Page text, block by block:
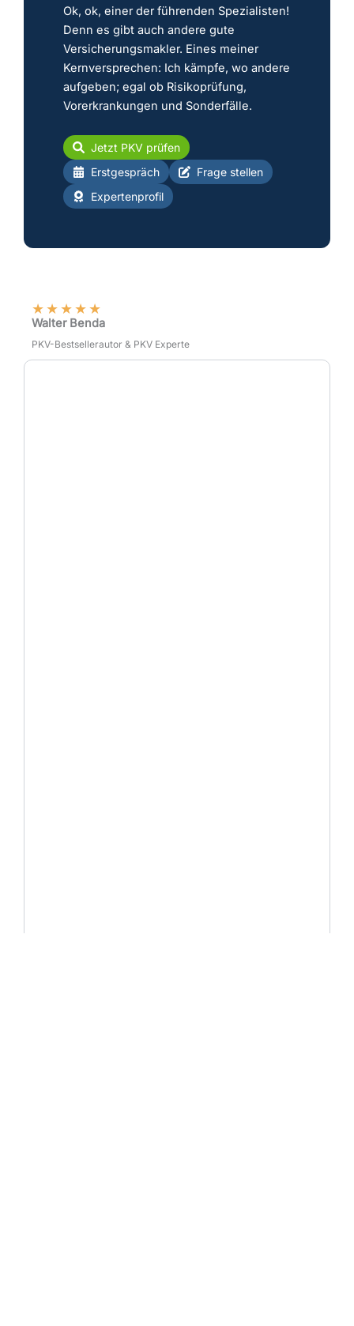
Ok, ok, einer der führenden Spezialisten!
Denn es gibt auch andere gute
Versicherungsmakler. Eines meiner
Kernversprechen: Ich kämpfe, wo andere
aufgeben; egal ob Risikoprüfung,
Vorerkrankungen und Sonderfälle.
Jetzt PKV prüfen
Erstgespräch
Frage stellen
Expertenprofil
★★★★★
Walter Benda
PKV-Bestsellerautor & PKV Experte